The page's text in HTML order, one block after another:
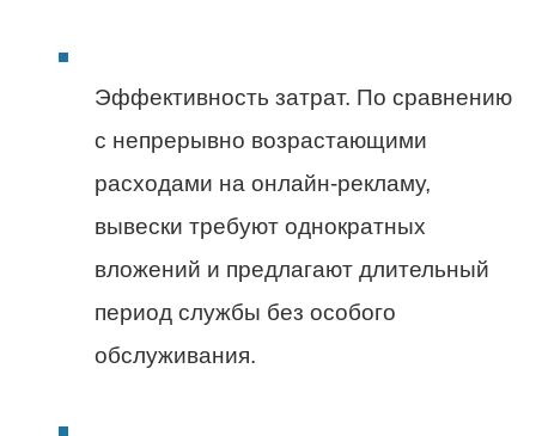
Эффективность затрат. По сравнению
с непрерывно возрастающими
расходами на онлайн-рекламу,
вывески требуют однократных
вложений и предлагают длительный
период службы без особого
обслуживания.